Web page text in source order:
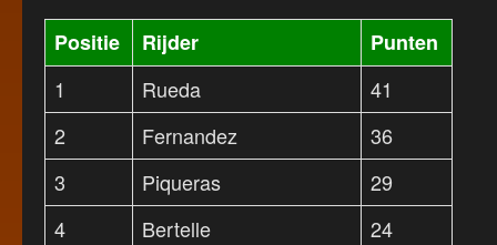
Positie Rijder
Punten
1
Rueda
41
2
Fernandez
36
3
Piqueras
29
4
Bertelle
24